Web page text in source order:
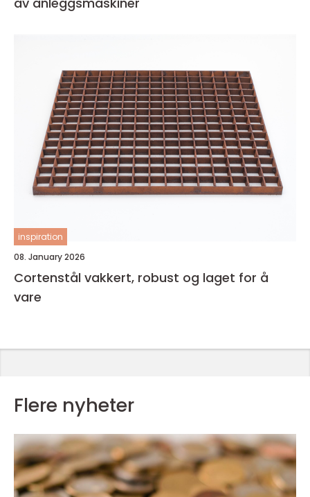
inspiration
08. January 2026
Cortenstål vakkert, robust og laget for å
vare
Flere nyheter